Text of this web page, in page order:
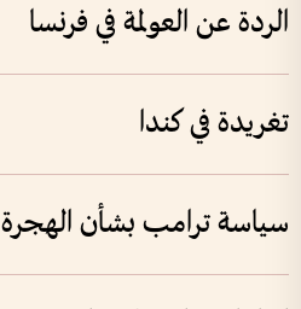
الردة عن العولمة في فرنسا
تغريدة في كندا
سياسة ترامب بشأن الهجرة